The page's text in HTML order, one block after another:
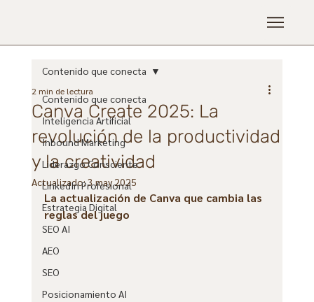
Contenido que conecta
Inteligencia Artificial
Inbound Marketing
Liderazgo Consciente
LinkedIn Profesional
Estrategia Digital
SEO AI
AEO
SEO
Posicionamiento AI
Contenido que conecta
Canva Create 2025: La
revolución de la productividad
y la creatividad
2 min de lectura
Actualizado:3 may 2025
La actualización de Canva que cambia las
reglas del juego